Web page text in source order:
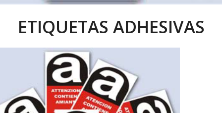
ETIQUETAS ADHESIVAS